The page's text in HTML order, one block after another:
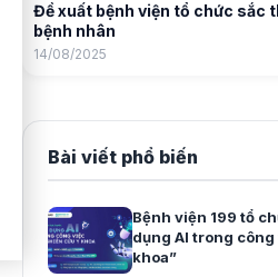
Đề xuất bệnh viện tổ chức sắc
bệnh nhân
14/08/2025
Bài viết phổ biến
Bệnh viện 199 tổ
dụng AI trong
khoa”